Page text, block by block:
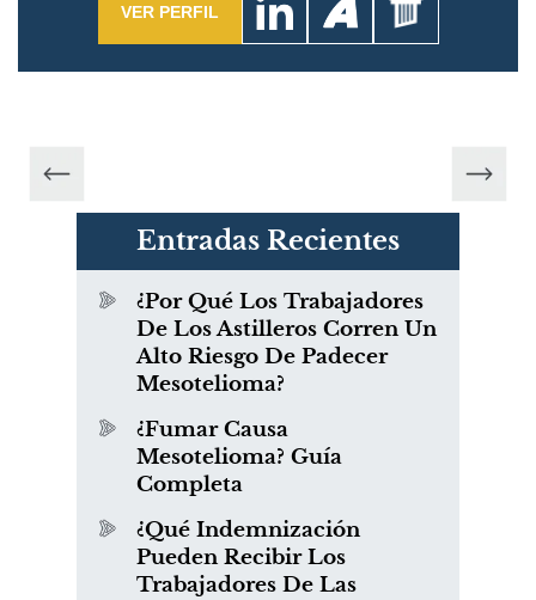
VER PERFIL
Entradas Recientes
¿Por Qué Los Trabajadores
De Los Astilleros Corren Un
Alto Riesgo De Padecer
Mesotelioma?
¿Fumar Causa
Mesotelioma? Guía
Completa
¿Qué Indemnización
Pueden Recibir Los
Trabajadores De Las